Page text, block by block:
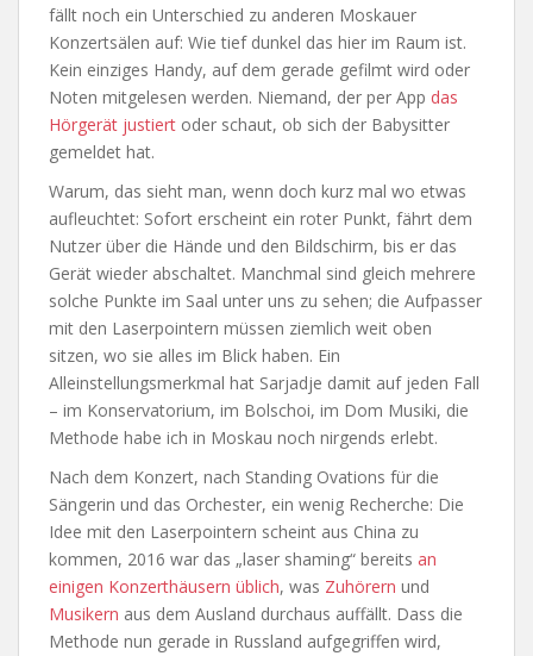
fällt noch ein Unterschied zu anderen Moskauer
Konzertsälen auf: Wie tief dunkel das hier im Raum ist.
Kein einziges Handy, auf dem gerade gefilmt wird oder
Noten mitgelesen werden. Niemand, der per App das
Hörgerät justiert oder schaut, ob sich der Babysitter
gemeldet hat.
Warum, das sieht man, wenn doch kurz mal wo etwas
aufleuchtet: Sofort erscheint ein roter Punkt, fährt dem
Nutzer über die Hände und den Bildschirm, bis er das
Gerät wieder abschaltet. Manchmal sind gleich mehrere
solche Punkte im Saal unter uns zu sehen; die Aufpasser
mit den Laserpointern müssen ziemlich weit oben
sitzen, wo sie alles im Blick haben. Ein
Alleinstellungsmerkmal hat Sarjadje damit auf jeden Fall
– im Konservatorium, im Bolschoi, im Dom Musiki, die
Methode habe ich in Moskau noch nirgends erlebt.
Nach dem Konzert, nach Standing Ovations für die
Sängerin und das Orchester, ein wenig Recherche: Die
Idee mit den Laserpointern scheint aus China zu
kommen, 2016 war das „laser shaming“ bereits an
einigen Konzerthäusern üblich, was Zuhörern und
Musikern aus dem Ausland durchaus auffällt. Dass die
Methode nun gerade in Russland aufgegriffen wird,